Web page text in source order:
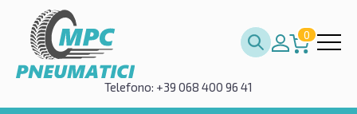
0
Telefono: +39 068 400 96 41